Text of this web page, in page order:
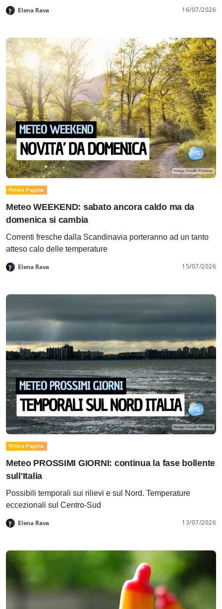
Elena Rava 16/07/2026
Prima Pagina
Meteo WEEKEND: sabato ancora caldo ma da
domenica si cambia
Correnti fresche dalla Scandinavia porteranno ad un tanto
atteso calo delle temperature
Elena Rava 15/07/2026
Prima Pagina
Meteo PROSSIMI GIORNI: continua la fase bollente
sull'Italia
Possibili temporali sui rilievi e sul Nord. Temperature
eccezionali sul Centro-Sud
Elena Rava 13/07/2026